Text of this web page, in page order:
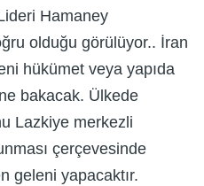
Hamaney
olduğu görülüyor.. İran
hükümet veya yapıda
bakacak. Ülkede
Lazkiye merkezli
çerçevesinde
geleni yapacaktır.